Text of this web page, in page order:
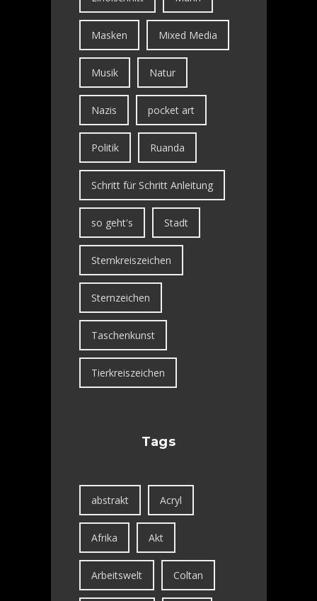
Masken Mixed Media
Musik Natur
Nazis pocket art
Politik Ruanda
Schritt für Schritt Anleitung
so geht's Stadt
Sternkreiszeichen
Sternzeichen
Taschenkunst
Tierkreiszeichen
Tags
abstrakt Acryl
Afrika Akt
Arbeitswelt Coltan